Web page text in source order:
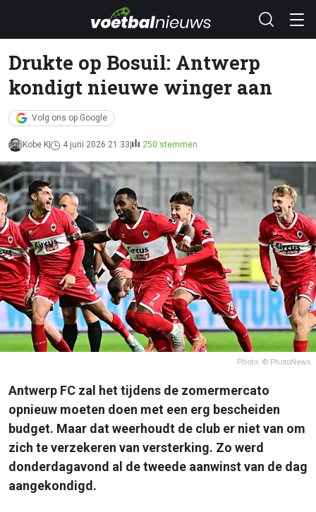
Drukte op Bosuil: Antwerp
kondigt nieuwe winger aan
Volg ons op Google
Kobe K 4 juni 2026 21:33 250 stemmen
Photo: © PhotoNews
Antwerp FC zal het tijdens de zomermercato
opnieuw moeten doen met een erg bescheiden
budget. Maar dat weerhoudt de club er niet van om
zich te verzekeren van versterking. Zo werd
donderdagavond al de tweede aanwinst van de dag
aangekondigd.